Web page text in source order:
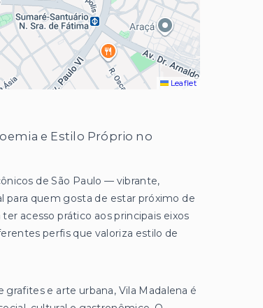
Leaflet
e Estilo Próprio no
de São Paulo — vibrante,
para quem gosta de estar próximo de
acesso prático aos principais eixos
perfis que valoriza estilo de
e arte urbana, Vila Madalena é